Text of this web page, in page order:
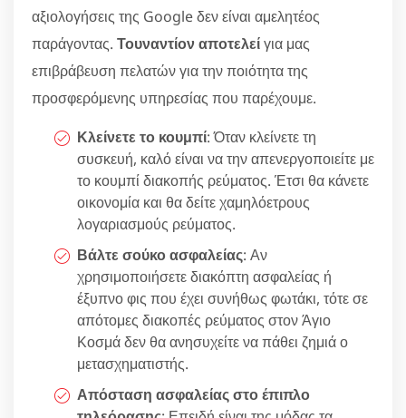
αξιολογήσεις της Google δεν είναι αμελητέος
παράγοντας. Τουναντίον αποτελείγια μας
επιβράβευση πελατών για την ποιότητα της
προσφερόμενης υπηρεσίας που παρέχουμε.
Κλείνετε το κουμπί: Όταν κλείνετε τη
συσκευή, καλό είναι να την απενεργοποιείτε με
το κουμπί διακοπής ρεύματος. Έτσι θα κάνετε
οικονομία και θα δείτε χαμηλόετρους
λογαριασμούς ρεύματος.
Βάλτε σούκο ασφαλείας: Αν
χρησιμοποιήσετε διακόπτη ασφαλείας ή
έξυπνο φις που έχει συνήθως φωτάκι, τότε σε
απότομες διακοπές ρεύματος στον Άγιο
Κοσμά δεν θα ανησυχείτε να πάθει ζημιά ο
μετασχηματιστής.
Απόσταση ασφαλείας στο έπιπλο